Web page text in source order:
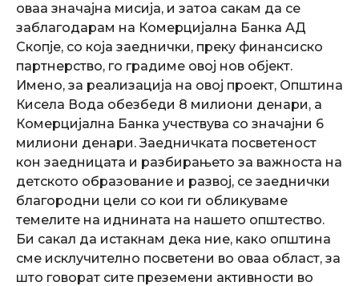
оваа значајна мисија, и затоа сакам да се
заблагодарам на Комерцијална Банка АД
Скопје, со која заеднички, преку финансиско
партнерство, го градиме овој нов објект.
Имено, за реализација на овој проект, Општина
Кисела Вода обезбеди 8 милиони денари, а
Комерцијална Банка учествува со значајни 6
милиони денари. Заедничката посветеност
кон заедницата и разбирањето за важноста на
детското образование и развој, се заеднички
благородни цели со кои ги обликуваме
темелите на иднината на нашето општество.
Би сакал да истакнам дека ние, како општина
сме исклучително посветени во оваа област, за
што говорат сите преземени активности во